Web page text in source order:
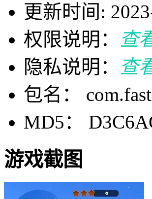
更新时间:
权限说明：
查
隐私说明：
查
包名：
MD5：
游戏截图